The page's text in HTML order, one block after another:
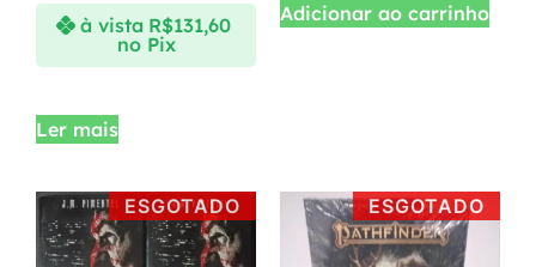
à vista R$131,60
no Pix
Ler mais
Adicionar ao carrinho
ESGOTADO ESGOTADO